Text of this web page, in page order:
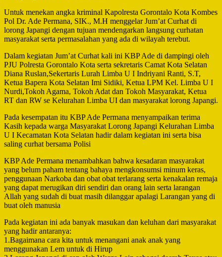
Untuk menekan angka kriminal Kapolresta Gorontalo Kota Kombes
Pol Dr. Ade Permana, SIK., M.H menggelar Jum’at Curhat di
lorong Japangi dengan tujuan mendengarkan langsung curhatan
masyarakat serta permasalahan yang ada di wilayah terebut.
Dalam kegiatan Jum’at Curhat kali ini KBP Ade di dampingi oleh
PJU Polresta Gorontalo Kota serta sekretaris Camat Kota Selatan
Diana Ruslan,Sekertaris Lurah Limba U I Indriyani Ranti, S.T,
Ketua Bapera Kota Selatan Imi Sidiki, Ketua LPM Kel. Limba U I
Nurdi,Tokoh Agama, Tokoh Adat dan Tokoh Masyarakat, Ketua
RT dan RW se Kelurahan Limba UI dan masyarakat lorong Japangi.
Pada kesempatan itu KBP Ade Permana menyampaikan terima
Kasih kepada warga Masyarakat Lorong Japangi Kelurahan Limba
U I Kecamatan Kota Selatan hadir dalam kegiatan ini serta bisa
saling curhat bersama Polisi
KBP Ade Permana menambahkan bahwa kesadaran masyarakat
yang belum paham tentang bahaya mengkonsumsi minum keras,
penggunaan Narkoba dan obat obat terlarang serta kenakalan remaja
yang dapat merugikan diri sendiri dan orang lain serta larangan
Allah yang sudah di buat masih dilanggar apalagi Larangan yang di
buat oleh manusia
Pada kegiatan ini ada banyak masukan dan keluhan dari masyarakat
yang hadir antaranya:
1.Bagaimana cara kita untuk menangani anak anak yang
menggunakan Lem untuk di Hirup